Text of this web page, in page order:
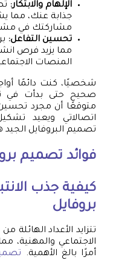
الإلهام والابتكار:
جذابة عنك، مما
مشاركتك في
تحسين التفاعل:
مما يزيد فرص
المنصات
شخصيًا، كنت دائمًا
صحيح حتى بدأت في
متوقعًا أن مجرد
اتصالاتي ويعيد
تصميم البروفايل
فوائد تصميم
كيفية جذب
بروفايل
تتزايد الأعداد
الاجتماعي والمهنية،
أمرًا بالغ الأهمية.